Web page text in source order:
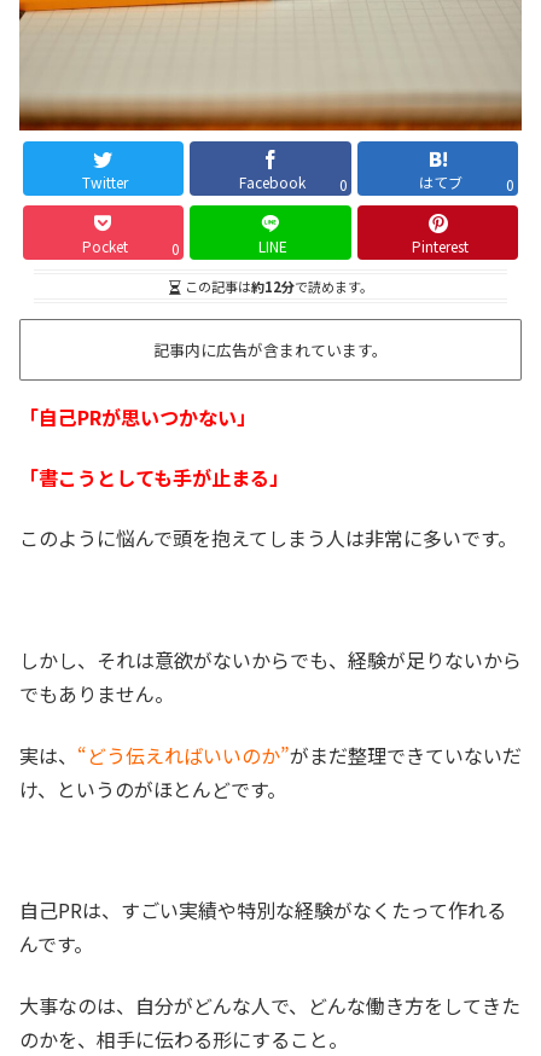
Twitter Facebook 0 はてブ 0
Pocket 0 LINE Pinterest
この記事は約12分で読めます。
記事内に広告が含まれています。
「自己PRが思いつかない」
「書こうとしても手が止まる」
このように悩んで頭を抱えてしまう人は非常に多いです。
しかし、それは意欲がないからでも、経験が足りないから
でもありません。
実は、 “どう伝えればいいのか”がまだ整理できていないだ
け、というのがほとんどです。
自己PRは、すごい実績や特別な経験がなくたって作れる
んです。
大事なのは、自分がどんな人で、どんな働き方をしてきた
のかを、相手に伝わる形にすること。